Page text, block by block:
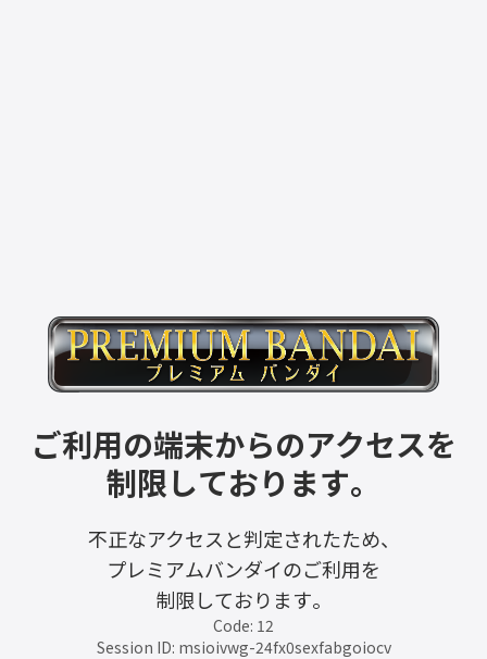
ご利用の端末からのアクセスを
制限しております。
不正なアクセスと判定されたため、
プレミアムバンダイのご利用を
制限しております。
Code: 12
Session ID: msioivwg-24fx0sexfabgoiocv